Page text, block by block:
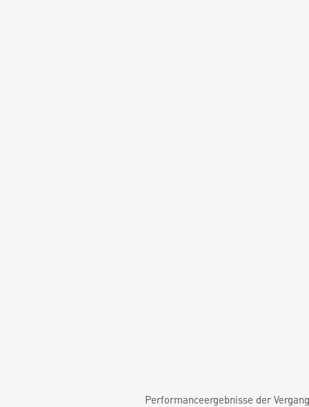
Performanceergebnisse der